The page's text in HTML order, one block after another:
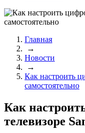
Главная
→
Новости
→
Как настроить
самостоятельно
Как
телевизоре